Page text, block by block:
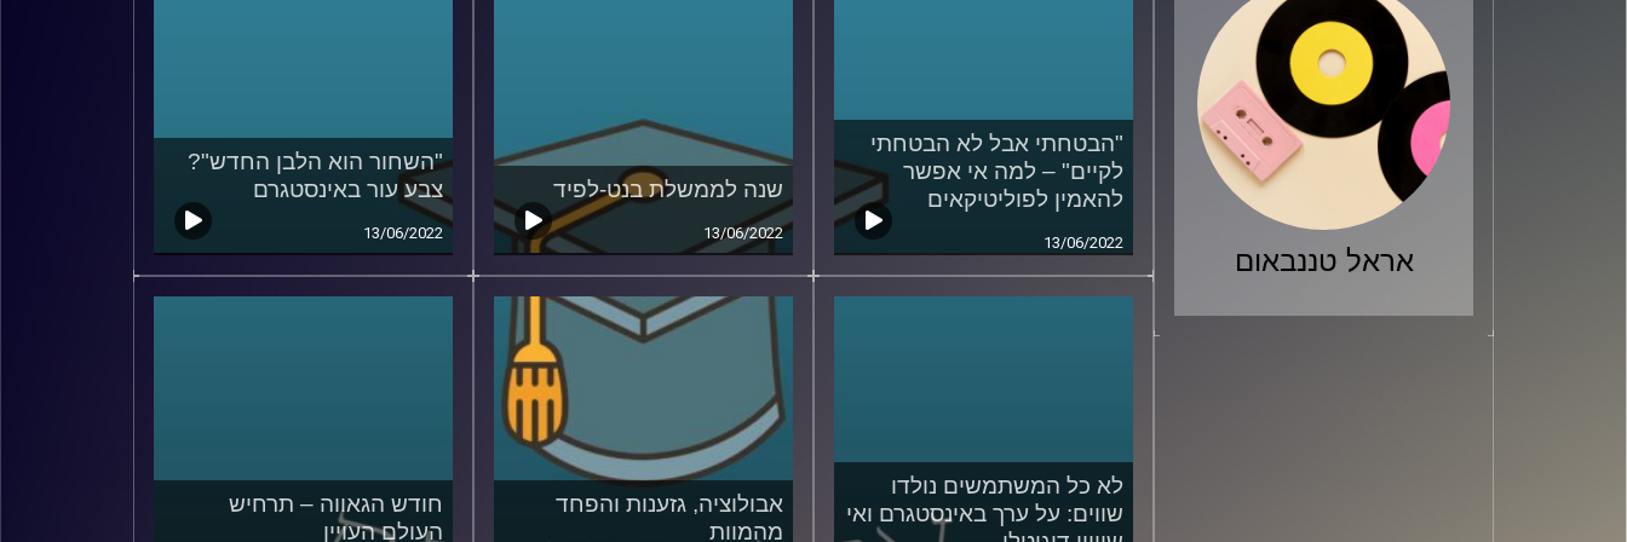
אראל טננבאום
"הבטחתי אבל לא הבטחתי
לקיים" – למה אי אפשר
להאמין לפוליטיקאים
13/06/2022
שנה לממשלת בנט-לפיד
13/06/2022
"השחור הוא הלבן החדש"?
צבע עור באינסטגרם
13/06/2022
לא כל המשתמשים נולדו
שווים: על ערך באינסטגרם ואי
אבולוציה, גזענות והפחד
מהמוות
חודש הגאווה – תרחיש
העולם העויין